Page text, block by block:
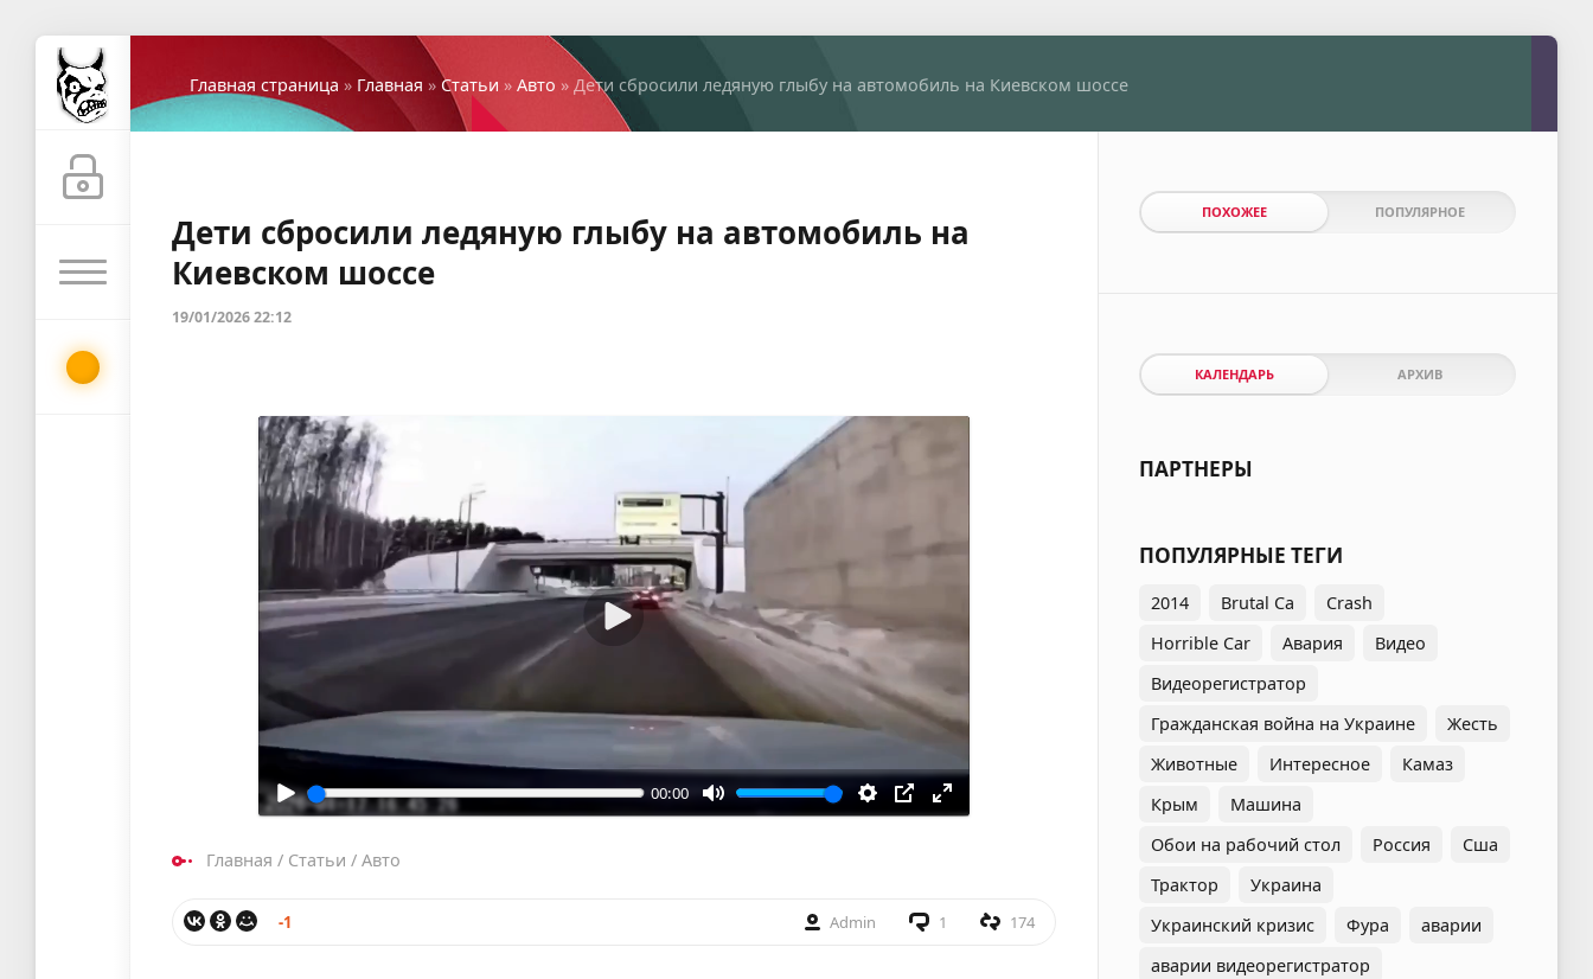
Главная страница » Главная » Статьи » Авто » Дети сбросили ледяную глыбу на автомобиль на Киевском шоссе
Дети сбросили ледяную глыбу на автомобиль на
Киевском шоссе
19/01/2026 22:12
00:00
Воспроизвести
Главная / Статьи / Авто
-1 Admin 1 174
ПОХОЖЕЕ ПОПУЛЯРНОЕ
КАЛЕНДАРЬ АРХИВ
ПАРТНЕРЫ
ПОПУЛЯРНЫЕ ТЕГИ
2014 Brutal Ca
Crash
Horrible Car
Авария
Видео
Видеорегистратор
Гражданская война на Украине
Жесть
Животные
Интересное
Камаз
Крым
Машина
Обои на рабочий стол
Россия
Сша
Трактор
Украина
Украинский кризис
Фура
аварии
аварии видеорегистратор